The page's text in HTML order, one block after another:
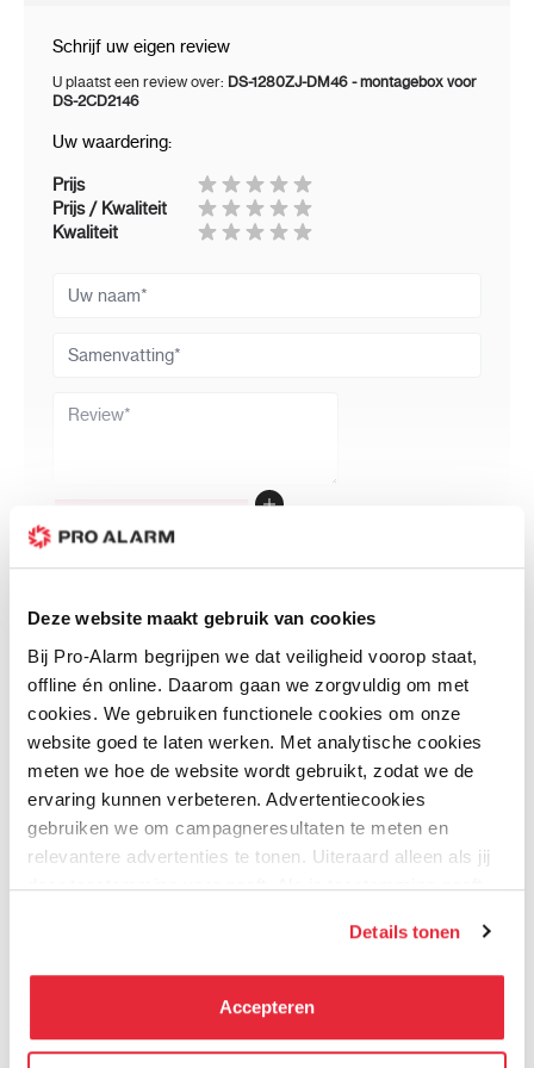
Deze website maakt gebruik van cookies
Bij Pro-Alarm begrijpen we dat veiligheid voorop staat,
offline én online. Daarom gaan we zorgvuldig om met
cookies. We gebruiken functionele cookies om onze
website goed te laten werken. Met analytische cookies
meten we hoe de website wordt gebruikt, zodat we de
ervaring kunnen verbeteren. Advertentiecookies
gebruiken we om campagneresultaten te meten en
relevantere advertenties te tonen. Uiteraard alleen als jij
daar toestemming voor geeft. Als je toestemming geeft,
kunnen deze gegevens combineren met informatie die zij
hebben verzameld via het gebruik van hun diensten. Je
kunt alle cookies accepteren, alleen noodzakelijke
Details tonen
Accepteren
Schrijf uw eigen review
U plaatst een review over: DS-1280ZJ-DM46 - montagebox voor
DS-2CD2146
Uw waardering:
Prijs
Prijs / Kwaliteit
Kwaliteit
Uw naam
Samenvatting
Review
Andere klanten bestelde ook:
SALE
SALE
Kleur
Wit Zwart
SALE
SALE
DS-2CD2547G2-LS -